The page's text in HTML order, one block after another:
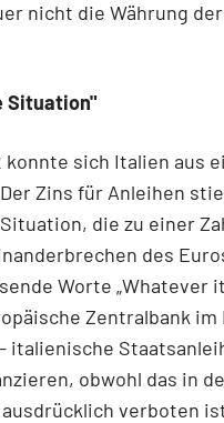
nicht die Währung
Situation"
konnte sich Italien aus
Zins für Anleihen
die zu einer
des
Worte „Whatever
Zentralbank
italienische
obwohl das in
verboten